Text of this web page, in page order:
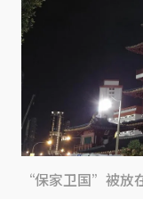
“保家卫国”被放